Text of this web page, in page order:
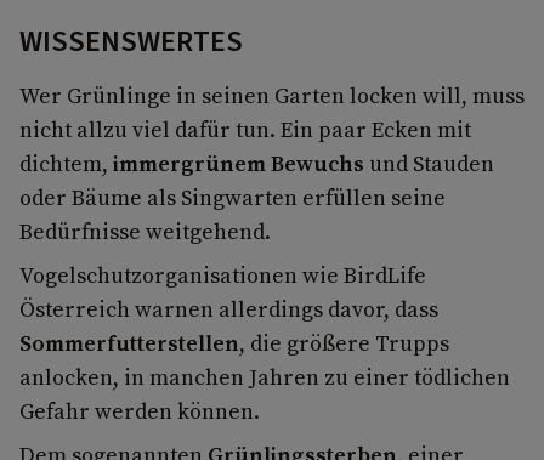
WISSENSWERTES
Wer Grünlinge in seinen Garten locken will, muss
nicht allzu viel dafür tun. Ein paar Ecken mit
dichtem, immergrünem Bewuchs und Stauden
oder Bäume als Singwarten erfüllen seine
Bedürfnisse weitgehend.
Vogelschutzorganisationen wie BirdLife
Österreich warnen allerdings davor, dass
Sommerfutterstellen, die größere Trupps
anlocken, in manchen Jahren zu einer tödlichen
Gefahr werden können.